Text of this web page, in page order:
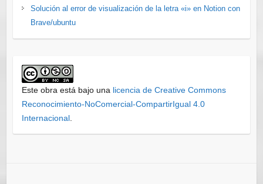
Solución al error de visualización de la letra «i» en Notion con
Brave/ubuntu
Este obra está bajo una licencia de Creative Commons
Reconocimiento-NoComercial-CompartirIgual 4.0
Internacional.